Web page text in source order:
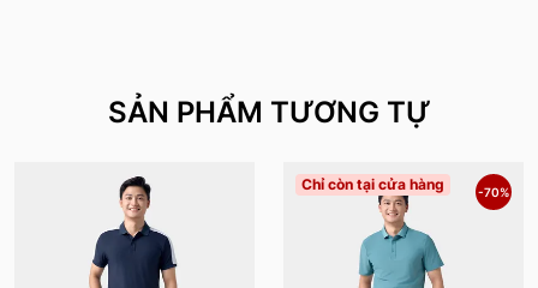
SẢN PHẨM TƯƠNG TỰ
Chỉ còn tại cửa hàng -70%